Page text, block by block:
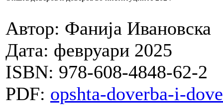
Автор: Фанија Ивановска
Дата: февруари 2025
ISBN: 978-608-4848-62-2
PDF: opshta-doverba-i-